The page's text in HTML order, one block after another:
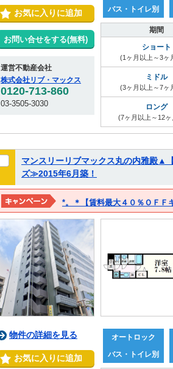
お気に入りに追加
お問い合せをする(無料)
運営不動産会社
株式会社リブ・マックス
0120-713-860
03-3505-3030
バス・トイレ別
期間
ショート
(1ヶ月以上～3ヶ
ミドル
(3ヶ月以上～7ヶ
ロング
(7ヶ月以上～12ヶ
マンスリーリブマックス丸の内雅殿▲
ズ≫2015年6月築！
*。＊【賃料最大４０％ＯＦＦ
※２０２７年３月１５日まで
※表示料金は割引後の価格とな
物件の詳細を見る
お気に入りに追加
オートロック
バス・トイレ別